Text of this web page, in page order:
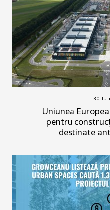
30
Uniunea
pentru
destinate